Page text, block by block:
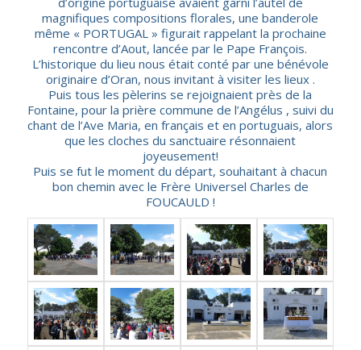
magnifiques compositions florales, une banderole
même « PORTUGAL » figurait rappelant la prochaine
rencontre d’Aout, lancée par le Pape François.
L’historique du lieu nous était conté par une bénévole
originaire d’Oran, nous invitant à visiter les lieux .
Puis tous les pèlerins se rejoignaient près de la
Fontaine, pour la prière commune de l’Angélus , suivi du
chant de l’Ave Maria, en français et en portuguais, alors
que les cloches du sanctuaire résonnaient
joyeusement!
Puis se fut le moment du départ, souhaitant à chacun
bon chemin avec le Frère Universel Charles de
FOUCAULD !